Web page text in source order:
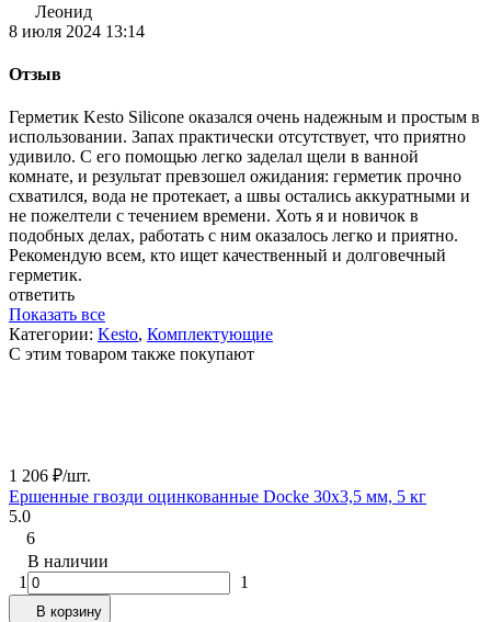
Леонид
8 июля 2024 13:14
Отзыв
Герметик Kesto Silicone оказался очень надежным и простым в
использовании. Запах практически отсутствует, что приятно
удивило. С его помощью легко заделал щели в ванной
комнате, и результат превзошел ожидания: герметик прочно
схватился, вода не протекает, а швы остались аккуратными и
не пожелтели с течением времени. Хоть я и новичок в
подобных делах, работать с ним оказалось легко и приятно.
Рекомендую всем, кто ищет качественный и долговечный
герметик.
ответить
Показать все
Категории: Kesto, Комплектующие
C этим товаром также покупают
1 206 ₽/шт.
Ершенные гвозди оцинкованные Docke 30х3,5 мм, 5 кг
5.0
6
В наличии
1
1
В корзину